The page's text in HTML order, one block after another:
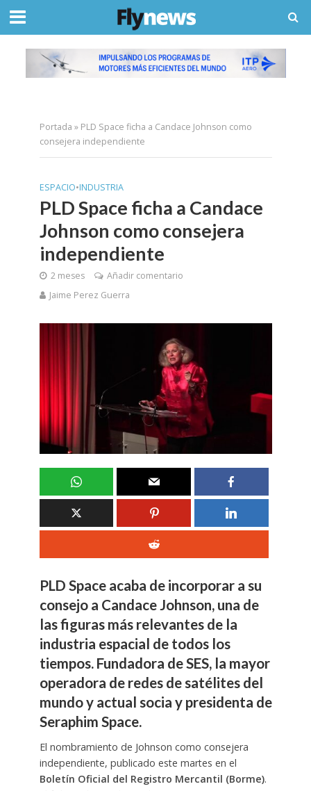
Portada » PLD Space ficha a Candace Johnson como
consejera independiente
ESPACIO•INDUSTRIA
PLD Space ficha a Candace
Johnson como consejera
independiente
2 meses
Añadir comentario
Jaime Perez Guerra
PLD Space acaba de incorporar a su
consejo a Candace Johnson, una de
las figuras más relevantes de la
industria espacial de todos los
tiempos. Fundadora de SES, la mayor
operadora de redes de satélites del
mundo y actual socia y presidenta de
Seraphim Space.
El nombramiento de Johnson como consejera
independiente, publicado este martes en el
Boletín Oficial del Registro Mercantil (Borme).